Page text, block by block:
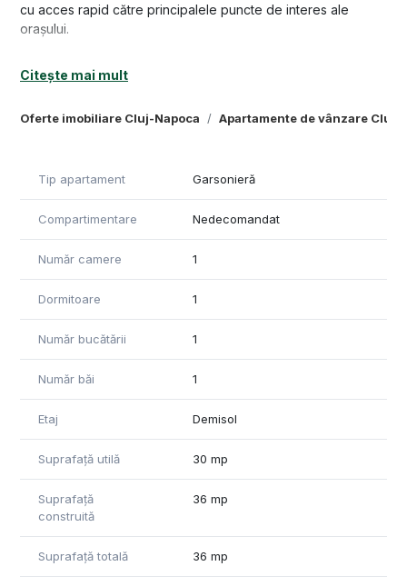
Oferte imobiliare Cluj-Napoca Apartamente de vânzare Cluj-
cu acces rapid către principalele puncte de interes ale
orașului.
al unui imobil de tip vilă, cu regim de înălțime scăzut, dispus
compartimentată open-space, în felul următor: 1 hol la intrare,
pentru locuință, cât și pentru investiție.
precum Lidl, Mega Image, patiseria Panemar, Carmangeria
verde, și accesul către centrul orașului este facilitat ușor,
Pentru informații suplimentare și vizionari vă stăm cu drag la
dispoziție!
"Informatiile din anunt au fost furnizate in prealabil de catre
proprietar. Agentia nu isi asuma responsabilitatea pentru
eventualele modificari in ceea ce priveste pretul sau
informatiile prezentate.
Citește mai mult
Tip apartament Garsonieră
Compartimentare Nedecomandat
Număr camere 1
Dormitoare 1
Număr bucătării 1
Număr băi 1
Etaj Demisol
Suprafață utilă 30 mp
Suprafață
construită
36 mp
Suprafață totală 36 mp